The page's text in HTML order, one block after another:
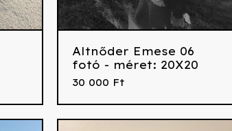
Altnőder Emese 06
fotó - méret: 20X20
30 000 Ft